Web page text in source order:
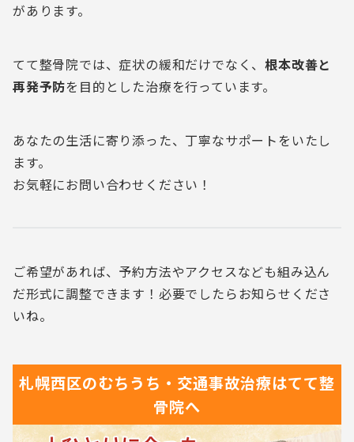
があります。
てて整骨院では、症状の緩和だけでなく、根本改善と
再発予防を目的とした治療を行っています。
あなたの生活に寄り添った、丁寧なサポートをいたし
ます。
お気軽にお問い合わせください！
ご希望があれば、予約方法やアクセスなども組み込ん
だ形式に調整できます！必要でしたらお知らせくださ
いね。
札幌西区のむちうち・交通事故治療はてて整
骨院へ